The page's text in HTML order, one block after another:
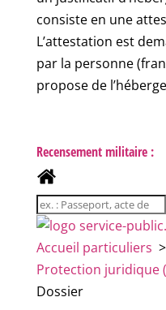
consiste en une
L’attestation est
par la personne
propose de
Recensement militaire :
Accueil particuliers >
Protection juridique
Dossier